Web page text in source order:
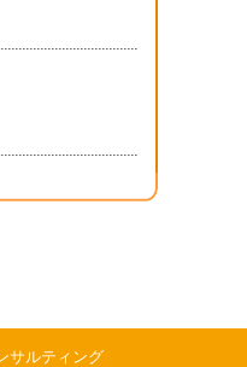
サルティング